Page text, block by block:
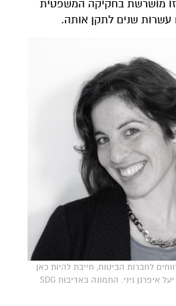
מושרשת בחקיקה המשפטית
עשרות שנים לתקן אותה.
לחברות הביטוח, חייבת להיות כאן
התערבות ממשלתית. יעל איפרגן גיני. התמונה באדיבות SDG